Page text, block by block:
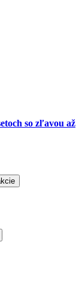
so zľavou až